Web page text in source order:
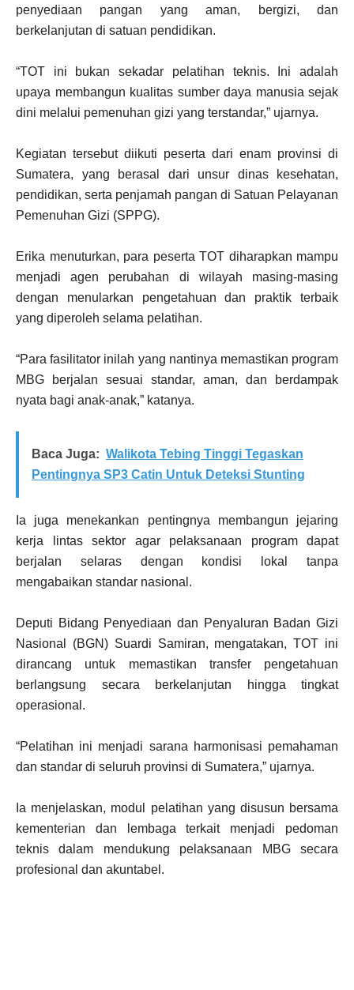
penyediaan pangan yang aman, bergizi, dan
berkelanjutan di satuan pendidikan.
“TOT ini bukan sekadar pelatihan teknis. Ini adalah
upaya membangun kualitas sumber daya manusia sejak
dini melalui pemenuhan gizi yang terstandar,” ujarnya.
Kegiatan tersebut diikuti peserta dari enam provinsi di
Sumatera, yang berasal dari unsur dinas kesehatan,
pendidikan, serta penjamah pangan di Satuan Pelayanan
Pemenuhan Gizi (SPPG).
Erika menuturkan, para peserta TOT diharapkan mampu
menjadi agen perubahan di wilayah masing-masing
dengan menularkan pengetahuan dan praktik terbaik
yang diperoleh selama pelatihan.
“Para fasilitator inilah yang nantinya memastikan program
MBG berjalan sesuai standar, aman, dan berdampak
nyata bagi anak-anak,” katanya.
Baca Juga: Walikota Tebing Tinggi Tegaskan
Pentingnya SP3 Catin Untuk Deteksi Stunting
Ia juga menekankan pentingnya membangun jejaring
kerja lintas sektor agar pelaksanaan program dapat
berjalan selaras dengan kondisi lokal tanpa
mengabaikan standar nasional.
Deputi Bidang Penyediaan dan Penyaluran Badan Gizi
Nasional (BGN) Suardi Samiran, mengatakan, TOT ini
dirancang untuk memastikan transfer pengetahuan
berlangsung secara berkelanjutan hingga tingkat
operasional.
“Pelatihan ini menjadi sarana harmonisasi pemahaman
dan standar di seluruh provinsi di Sumatera,” ujarnya.
Ia menjelaskan, modul pelatihan yang disusun bersama
kementerian dan lembaga terkait menjadi pedoman
teknis dalam mendukung pelaksanaan MBG secara
profesional dan akuntabel.